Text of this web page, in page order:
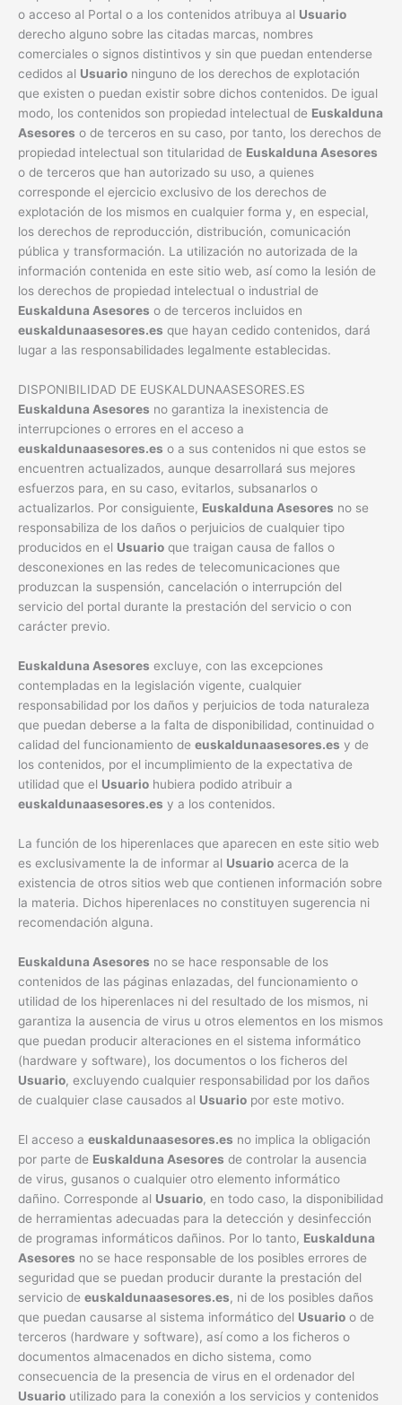
o acceso al Portal o a los contenidos atribuya al Usuario
derecho alguno sobre las citadas marcas, nombres
comerciales o signos distintivos y sin que puedan entenderse
cedidos al Usuario ninguno de los derechos de explotación
que existen o puedan existir sobre dichos contenidos. De igual
modo, los contenidos son propiedad intelectual de Euskalduna
Asesores o de terceros en su caso, por tanto, los derechos de
propiedad intelectual son titularidad de Euskalduna Asesores
o de terceros que han autorizado su uso, a quienes
corresponde el ejercicio exclusivo de los derechos de
explotación de los mismos en cualquier forma y, en especial,
los derechos de reproducción, distribución, comunicación
pública y transformación. La utilización no autorizada de la
información contenida en este sitio web, así como la lesión de
los derechos de propiedad intelectual o industrial de
Euskalduna Asesores o de terceros incluidos en
euskaldunaasesores.es que hayan cedido contenidos, dará
lugar a las responsabilidades legalmente establecidas.
DISPONIBILIDAD DE EUSKALDUNAASESORES.ES
Euskalduna Asesores no garantiza la inexistencia de
interrupciones o errores en el acceso a
euskaldunaasesores.es o a sus contenidos ni que estos se
encuentren actualizados, aunque desarrollará sus mejores
esfuerzos para, en su caso, evitarlos, subsanarlos o
actualizarlos. Por consiguiente, Euskalduna Asesores no se
responsabiliza de los daños o perjuicios de cualquier tipo
producidos en el Usuario que traigan causa de fallos o
desconexiones en las redes de telecomunicaciones que
produzcan la suspensión, cancelación o interrupción del
servicio del portal durante la prestación del servicio o con
carácter previo.
Euskalduna Asesores excluye, con las excepciones
contempladas en la legislación vigente, cualquier
responsabilidad por los daños y perjuicios de toda naturaleza
que puedan deberse a la falta de disponibilidad, continuidad o
calidad del funcionamiento de euskaldunaasesores.es y de
los contenidos, por el incumplimiento de la expectativa de
utilidad que el Usuario hubiera podido atribuir a
euskaldunaasesores.es y a los contenidos.
La función de los hiperenlaces que aparecen en este sitio web
es exclusivamente la de informar al Usuario acerca de la
existencia de otros sitios web que contienen información sobre
la materia. Dichos hiperenlaces no constituyen sugerencia ni
recomendación alguna.
Euskalduna Asesores no se hace responsable de los
contenidos de las páginas enlazadas, del funcionamiento o
utilidad de los hiperenlaces ni del resultado de los mismos, ni
garantiza la ausencia de virus u otros elementos en los mismos
que puedan producir alteraciones en el sistema informático
(hardware y software), los documentos o los ficheros del
Usuario, excluyendo cualquier responsabilidad por los daños
de cualquier clase causados al Usuario por este motivo.
El acceso a euskaldunaasesores.es no implica la obligación
por parte de Euskalduna Asesores de controlar la ausencia
de virus, gusanos o cualquier otro elemento informático
dañino. Corresponde al Usuario, en todo caso, la disponibilidad
de herramientas adecuadas para la detección y desinfección
de programas informáticos dañinos. Por lo tanto, Euskalduna
Asesores no se hace responsable de los posibles errores de
seguridad que se puedan producir durante la prestación del
servicio de euskaldunaasesores.es, ni de los posibles daños
que puedan causarse al sistema informático del Usuario o de
terceros (hardware y software), así como a los ficheros o
documentos almacenados en dicho sistema, como
consecuencia de la presencia de virus en el ordenador del
Usuario utilizado para la conexión a los servicios y contenidos